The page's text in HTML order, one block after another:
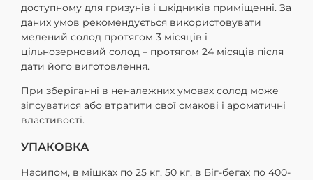
доступному для гризунів і шкідників приміщенні. За
даних умов рекомендується використовувати
мелений солод протягом 3 місяців і
цільнозерновий солод – протягом 24 місяців після
дати його виготовлення.
При зберіганні в неналежних умовах солод може
зіпсуватися або втратити свої смакові і ароматичні
властивості.
УПАКОВКА
Насипом, в мішках по 25 кг, 50 кг, в Біг-бегах по 400-